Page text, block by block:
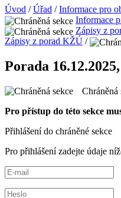
Úvod /Úřad /Informace pro
Informace
Zápisy z
Zápisy z porad KŽÚ /
Porada
Chráněná
Pro přístup do této sekce
Přihlášení do chráněné sekce
Pro přihlášení zadejte údaje